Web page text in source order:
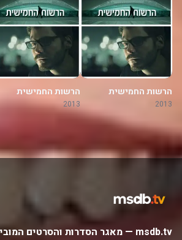
הרשות החמישית
2013
הרשות החמישית
2013
msdb.tv — מאגר הסדרות והסרטים המוביל בעברית.